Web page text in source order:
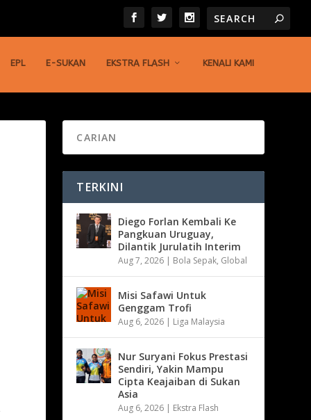
EPL E-SUKAN EKSTRA FLASH KENALI KAMI
TERKINI
Diego Forlan Kembali Ke
Pangkuan Uruguay,
Dilantik Jurulatih Interim
Aug 7, 2026 | Bola Sepak, Global
Misi Safawi Untuk
Genggam Trofi
Aug 6, 2026 | Liga Malaysia
Nur Suryani Fokus Prestasi
Sendiri, Yakin Mampu
Cipta Keajaiban di Sukan
Asia
Aug 6, 2026 | Ekstra Flash